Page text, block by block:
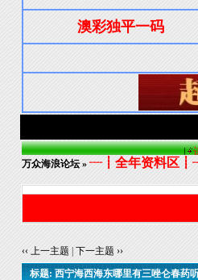
万众海浪论坛» ┈┋全年资料区
‹‹ 上一主题
下一主题 ››
标题: 西宁海西海东哪里有三唑仑春药